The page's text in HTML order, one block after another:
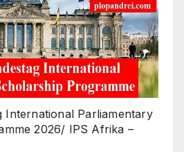
International Parliamentary
2026/ IPS Afrika –